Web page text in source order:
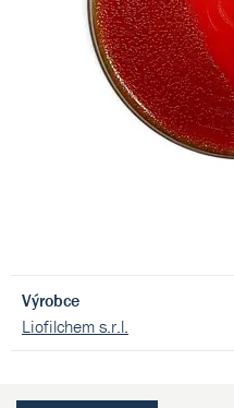
Výrobce
Liofilchem s.r.l.